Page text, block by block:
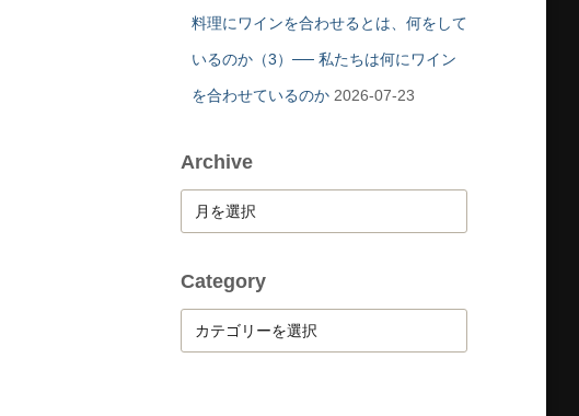
料理にワインを合わせるとは、何をして
いるのか（3）── 私たちは何にワイン
を合わせているのか 2026-07-23
Archive
h
Category